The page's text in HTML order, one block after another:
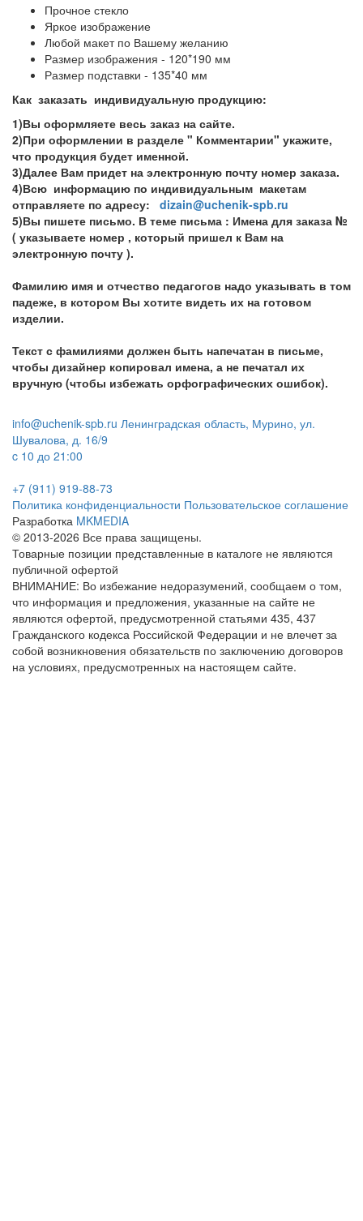
Прочное стекло
Яркое изображение
Любой макет по Вашему желанию
Размер изображения - 120*190 мм
Размер подставки - 135*40 мм
Как заказать индивидуальную продукцию:
1)Вы оформляете весь заказ на сайте.
2)При оформлении в разделе " Комментарии" укажите,
что продукция будет именной.
3)Далее Вам придет на электронную почту номер заказа.
4)Всю информацию по индивидуальным макетам
отправляете по адресу: dizain@uchenik-spb.ru
5)Вы пишете письмо. В теме письма : Имена для заказа №
( указываете номер , который пришел к Вам на
электронную почту ).
Фамилию имя и отчество педагогов надо указывать в том
падеже, в котором Вы хотите видеть их на готовом
изделии.
Текст с фамилиями должен быть напечатан в письме,
чтобы дизайнер копировал имена, а не печатал их
вручную (чтобы избежать орфографических ошибок).
info@uchenik-spb.ru Ленинградская область, Мурино, ул.
Шувалова, д. 16/9
c 10 до 21:00
+7 (911) 919-88-73
Политика конфиденциальности Пользовательское соглашение
Разработка MKMEDIA
© 2013-2026 Все права защищены.
Товарные позиции представленные в каталоге не являются
публичной офертой
ВНИМАНИЕ: Во избежание недоразумений, сообщаем о том,
что информация и предложения, указанные на сайте не
являются офертой, предусмотренной статьями 435, 437
Гражданского кодекса Российской Федерации и не влечет за
собой возникновения обязательств по заключению договоров
на условиях, предусмотренных на настоящем сайте.